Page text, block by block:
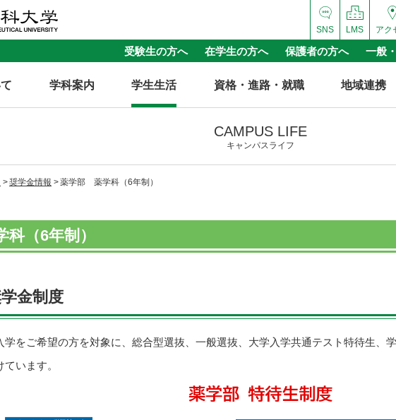
アク
LMS
SNS
受験生の方へ 在学生の方へ 保護者の方へ 一般
学科案内 学生生活 資格・進路・就職 地域連携
CAMPUS LIFE
キャンパスライフ
奨学金情報 薬学部 薬学科（6年制）
科（6年制）
金制度
学をご希望の方を対象に、総合型選抜、一般選抜、大学入学共通テスト特待生、
います。